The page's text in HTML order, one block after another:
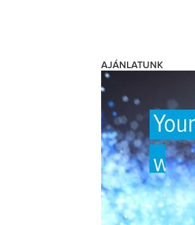
AJÁNLATUNK